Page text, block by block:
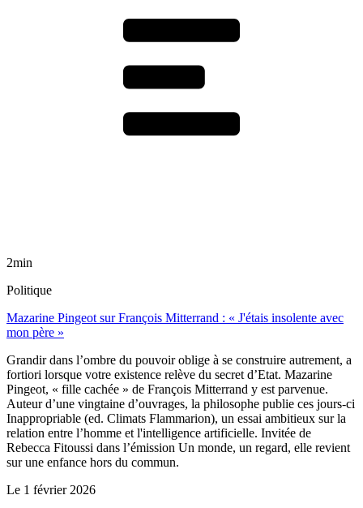
2min
Politique
Mazarine Pingeot sur François Mitterrand : « J'étais insolente avec
mon père »
Grandir dans l’ombre du pouvoir oblige à se construire autrement, a
fortiori lorsque votre existence relève du secret d’Etat. Mazarine
Pingeot, « fille cachée » de François Mitterrand y est parvenue.
Auteur d’une vingtaine d’ouvrages, la philosophe publie ces jours-ci
Inappropriable (ed. Climats Flammarion), un essai ambitieux sur la
relation entre l’homme et l'intelligence artificielle. Invitée de
Rebecca Fitoussi dans l’émission Un monde, un regard, elle revient
sur une enfance hors du commun.
Le 1 février 2026